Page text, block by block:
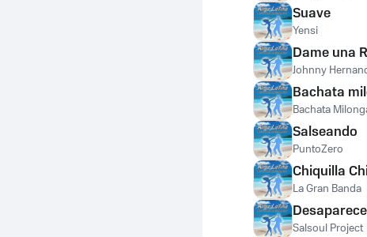
Suave
Yensi
Dame una
Johnny
Bachata
Bachata
Salseando
PuntoZero
Chiquilla
La Gran Banda
Salsoul Project